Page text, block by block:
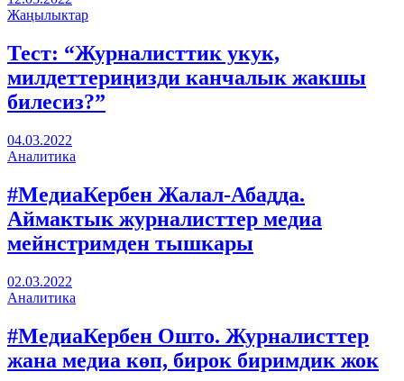
Жаңылыктар
Тест: “Журналисттик укук,
милдеттериңизди канчалык жакшы
билесиз?”
04.03.2022
Аналитика
#МедиаКербен Жалал-Абадда.
Аймактык журналисттер медиа
мейнстримден тышкары
02.03.2022
Аналитика
#МедиаКербен Ошто. Журналисттер
жана медиа көп, бирок биримдик жок